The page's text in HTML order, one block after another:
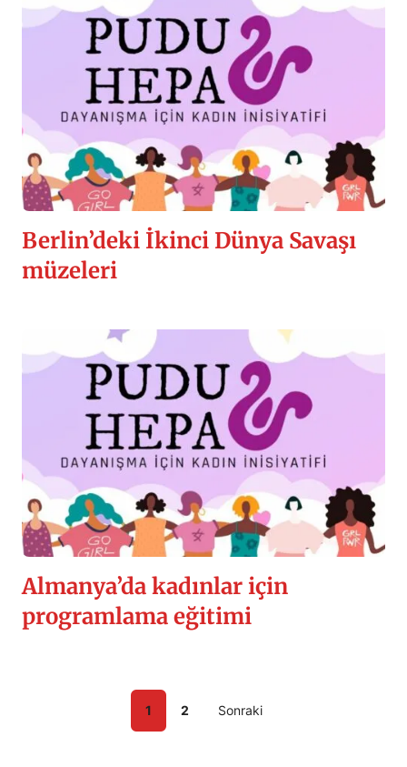
Berlin’deki İkinci Dünya Savaşı
müzeleri
Almanya’da kadınlar için
programlama eğitimi
1 2 Sonraki